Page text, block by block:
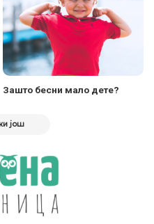
Зашто бесни мало дете?
још